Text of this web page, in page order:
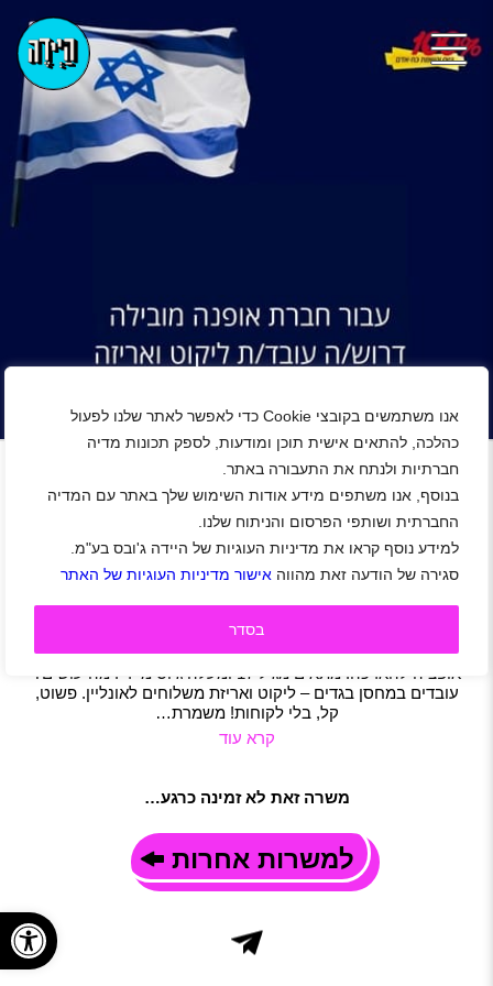
אנו משתמשים בקובצי Cookie כדי לאפשר לאתר שלנו לפעול
כהלכה, להתאים אישית תוכן ומודעות, לספק תכונות מדיה
חברתיות ולנתח את התעבורה באתר.
בנוסף, אנו משתפים מידע אודות השימוש שלך באתר עם המדיה
החברתית ושותפי הפרסום והניתוח שלנו.
למידע נוסף קראו את מדיניות העוגיות של היידה ג'ובס בע"מ.
סגירה של הודעה זאת מהווה אישור מדיניות העוגיות של האתר
בסדר
+
עבור חברת אופנה מובילה דרוש/ה עובד/ת ליקוט
ואריזה
בית שמש|שכר 37-40 ₪ |חיילים משוחררים| סטודנטים
מחפשים עבודה זמנית עם שכר שווהההה? זה בשבילכם! פרויקט
ליקוט ואריזת בגדים במותג אופנה מוביל עבודה זמנית לחודש – עם
אופציה להארכה! מתאים מגיל 17 ומעלה גיוס מיידי! מה עושים?
עובדים במחסן בגדים – ליקוט ואריזת משלוחים לאונליין. פשוט,
קל, בלי לקוחות! משמרת…
קרא עוד
משרה זאת לא זמינה כרגע…
למשרות אחרות